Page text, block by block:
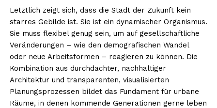
Letztlich zeigt sich, dass die Stadt der Zukunft kein
starres Gebilde ist. Sie ist ein dynamischer Organismus.
Sie muss flexibel genug sein, um auf gesellschaftliche
Veränderungen – wie den demografischen Wandel
oder neue Arbeitsformen – reagieren zu können. Die
Kombination aus durchdachter, nachhaltiger
Architektur und transparenten, visualisierten
Planungsprozessen bildet das Fundament für urbane
Räume, in denen kommende Generationen gerne leben